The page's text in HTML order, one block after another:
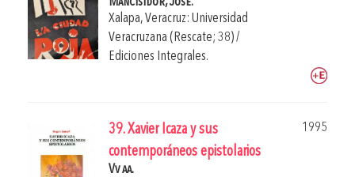
Xalapa, Veracruz: Universidad
Veracruzana (Rescate; 38) /
Ediciones Integrales.
39. Xavier Icaza y sus
contemporáneos epistolarios
1995
Vv aa.